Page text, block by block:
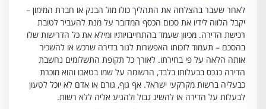
לאחר שעבר בהצלחה את התהליך כולו מול הבנק או חברת המימון –
יקבל הלווה לידיו את סכום הכסף המדובר על מנת להעביר לטובת
רכישת הדירה. מכיוון שעמד בהתחייבויותיו ומילא את כל הדרישות שלו
בהסכם – תעמוד לזכותו האפשרות לגור בדירה שרכש או להשכיר
אותה הלאה על פי בחירתו. לאורך כל תקופת התשלומים נחשבת
הדירה כנכס בבעלותו בלבד, הרשומה על שמו בטאבו והוא מוכרת
כבעליה ברשות מקרקעי ישראל. אף גוף, גורם או אדם לא יוכל לטעון
לבעלות על הדירה או להשיג גבול ולהגיע אליה ללא רשות.